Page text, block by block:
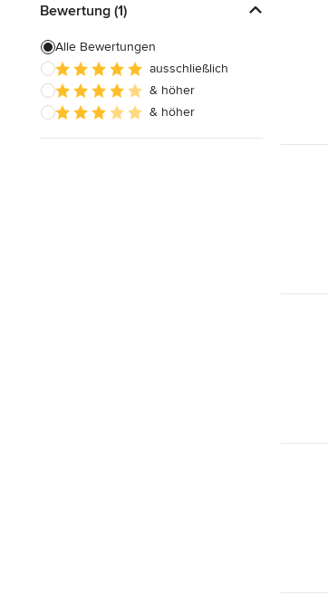
Bewertung (1)
Alle Bewertungen
ausschließlich
& höher
& höher